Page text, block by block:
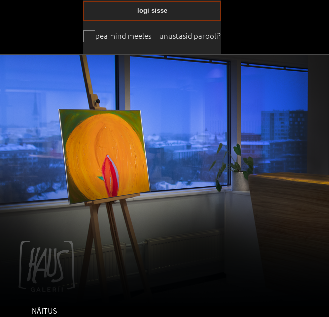
pea mind meeles
logi sisse
unustasid parooli?
NÄITUS